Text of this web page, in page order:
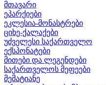
მთავარი
ეპარქიები
ეკლესია-მონასტრები
ციხე-ქალაქები
უძველესი საქართველო
ექსპონატები
მითები და ლეგენდები
საქართველოს მეფეები
მემატიანე